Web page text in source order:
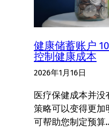
健康储蓄账户
控制健康成本
2026年1月16日
医疗保健成本并
策略可以变得更加
可帮助您制定预